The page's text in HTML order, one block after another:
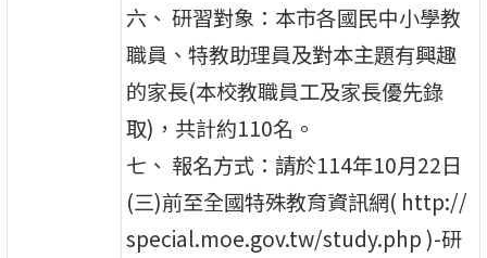
六、 研習對象：本市各國民中小學教
職員、特教助理員及對本主題有興趣
的家長(本校教職員工及家長優先錄
取)，共計約110名。
七、 報名方式：請於114年10月22日
(三)前至全國特殊教育資訊網( http://
special.moe.gov.tw/study.php )-研